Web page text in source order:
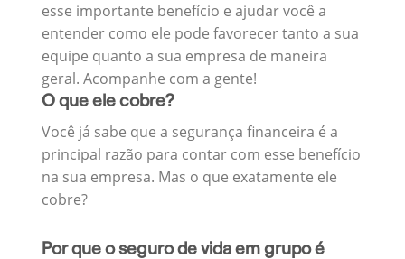
esse importante benefício e ajudar você a
entender como ele pode favorecer tanto a sua
equipe quanto a sua empresa de maneira
geral. Acompanhe com a gente!
O que ele cobre?
Você já sabe que a segurança financeira é a
principal razão para contar com esse benefício
na sua empresa. Mas o que exatamente ele
cobre?
Por que o seguro de vida em grupo é